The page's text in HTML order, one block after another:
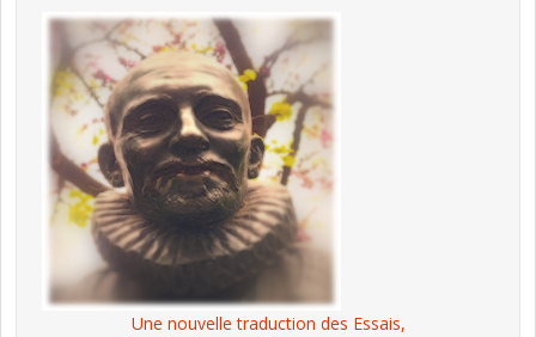
Une nouvelle traduction des Essais,